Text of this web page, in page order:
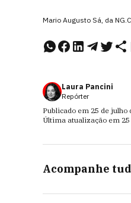
Mario Augusto Sá, da
Laura Pancini
Repórter
Publicado em 25 de julho
Última atualização em
Acompanhe